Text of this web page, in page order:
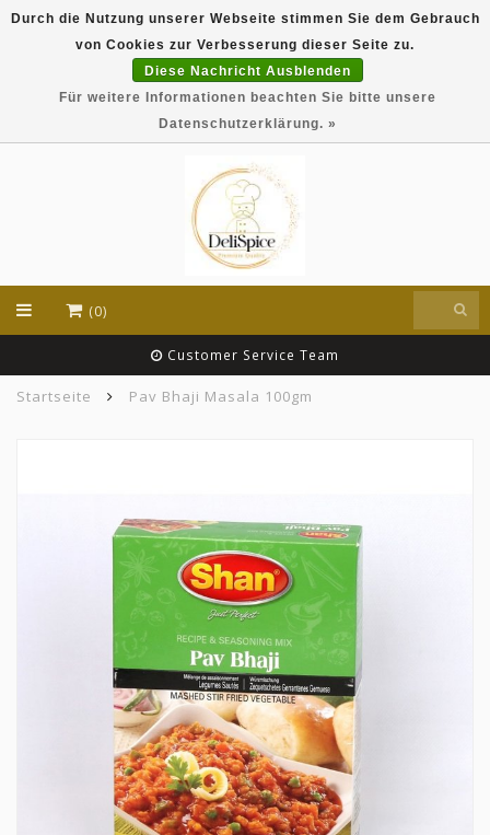
DeliSpice is your online Indian grocery shop with
exclusive brands like Daawat, Suhana, DeliSpice
and many more !!!
(0)
Customer Service Team
Startseite Pav Bhaji Masala 100gm
Durch die Nutzung unserer Webseite stimmen Sie dem Gebrauch
von Cookies zur Verbesserung dieser Seite zu.
Diese Nachricht Ausblenden
Für weitere Informationen beachten Sie bitte unsere
Datenschutzerklärung. »